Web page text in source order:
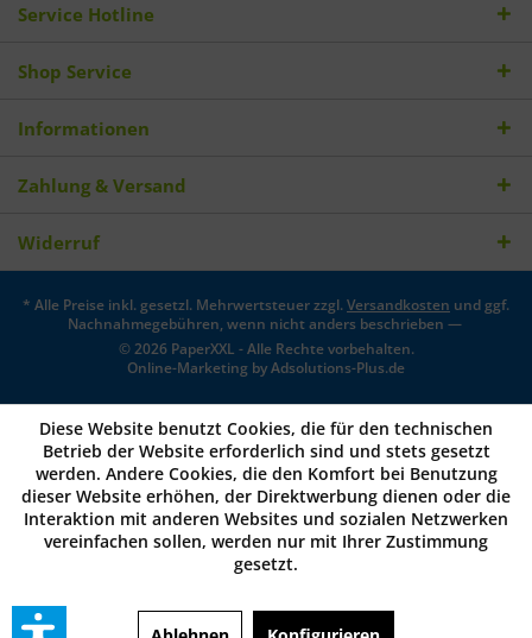
Service Hotline
Shop Service
Informationen
Zahlung & Versand
Widerruf
* Alle Preise inkl. gesetzl. Mehrwertsteuer zzgl.Versandkosten und ggf.
Nachnahmegebühren, wenn nicht anders beschrieben —
© 2026 PaperXXL - Alle Rechte vorbehalten.
Online-Marketing byAdsolutions-Plus.de
Diese Website benutzt Cookies, die für den technischen
Betrieb der Website erforderlich sind und stets gesetzt
werden. Andere Cookies, die den Komfort bei Benutzung
dieser Website erhöhen, der Direktwerbung dienen oder die
Interaktion mit anderen Websites und sozialen Netzwerken
vereinfachen sollen, werden nur mit Ihrer Zustimmung
gesetzt.